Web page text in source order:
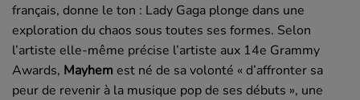
français, donne le ton : Lady Gaga plonge dans une
exploration du chaos sous toutes ses formes. Selon
l’artiste elle-même précise l’artiste aux 14e Grammy
Awards, Mayhem est né de sa volonté « d’affronter sa
peur de revenir à la musique pop de ses débuts », une